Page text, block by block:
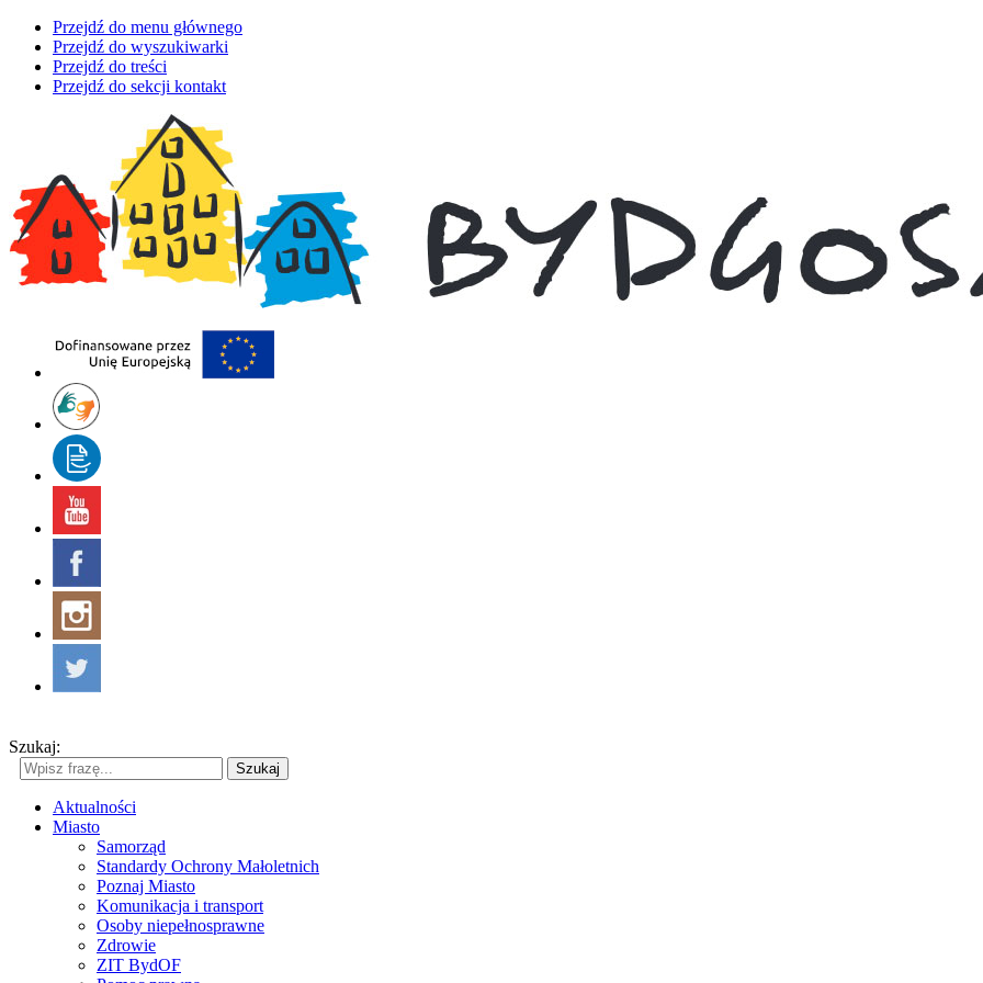
Przejdź do menu głównego
Przejdź do wyszukiwarki
Przejdź do treści
Przejdź do sekcji kontakt
Szukaj:
Szukaj
Aktualności
Miasto
Samorząd
Standardy Ochrony Małoletnich
Poznaj Miasto
Komunikacja i transport
Osoby niepełnosprawne
Zdrowie
ZIT BydOF